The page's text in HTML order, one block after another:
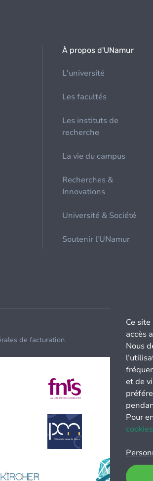
À propos d'UNamur
L'université
Les facultés
Les instituts de
recherche
La vie du campus
Recherches &
Innovations
Université & Société
Soutenir l'UNamur
de facturation
Ce
accès
Nous
et de
Pour